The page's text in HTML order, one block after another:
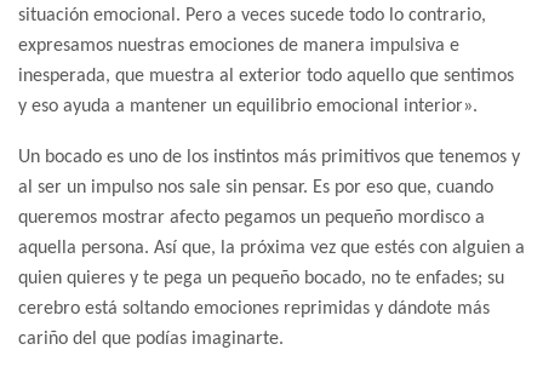
situación emocional. Pero a veces sucede todo lo contrario,
expresamos nuestras emociones de manera impulsiva e
inesperada, que muestra al exterior todo aquello que sentimos
y eso ayuda a mantener un equilibrio emocional interior».
Un bocado es uno de los instintos más primitivos que tenemos y
al ser un impulso nos sale sin pensar. Es por eso que, cuando
queremos mostrar afecto pegamos un pequeño mordisco a
aquella persona. Así que, la próxima vez que estés con alguien a
quien quieres y te pega un pequeño bocado, no te enfades; su
cerebro está soltando emociones reprimidas y dándote más
cariño del que podías imaginarte.